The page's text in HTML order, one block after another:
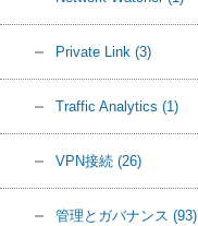
Private Link (3)
Traffic Analytics (1)
VPN接続 (26)
管理とガバナンス (93)